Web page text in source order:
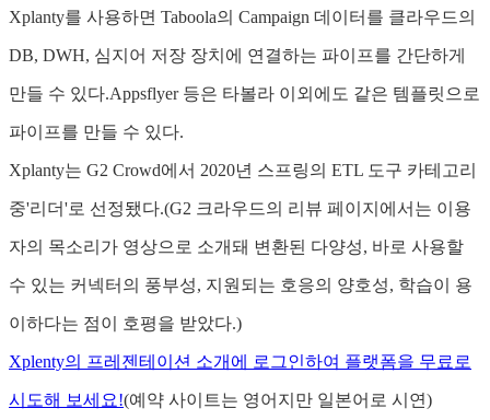
Xplanty를 사용하면 Taboola의 Campaign 데이터를 클라우드의
DB, DWH, 심지어 저장 장치에 연결하는 파이프를 간단하게
만들 수 있다.Appsflyer 등은 타볼라 이외에도 같은 템플릿으로
파이프를 만들 수 있다.
Xplanty는 G2 Crowd에서 2020년 스프링의 ETL 도구 카테고리
중'리더'로 선정됐다.(G2 크라우드의 리뷰 페이지에서는 이용
자의 목소리가 영상으로 소개돼 변환된 다양성, 바로 사용할
수 있는 커넥터의 풍부성, 지원되는 호응의 양호성, 학습이 용
이하다는 점이 호평을 받았다.)
Xplenty의 프레젠테이션 소개에 로그인하여 플랫폼을 무료로
시도해 보세요!(예약 사이트는 영어지만 일본어로 시연)